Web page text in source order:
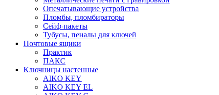
Опечатывающие устройства
Пломбы, пломбираторы
Сейф-пакеты
Тубусы, пеналы для ключей
Почтовые ящики
Практик
ПАКС
Ключницы настенные
AIKO KEY
AIKO KEY EL